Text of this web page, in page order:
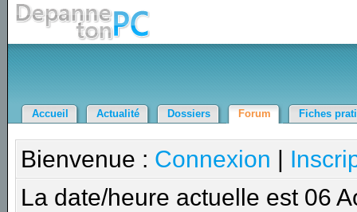
Accueil Actualité Dossiers Forum Fiches
Bienvenue : Connexion |
La date/heure actuelle est 06